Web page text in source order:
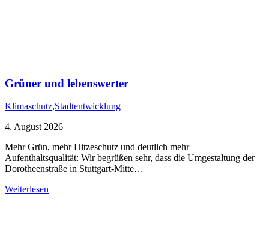
Grüner und lebenswerter
Klimaschutz,Stadtentwicklung
4. August 2026
Mehr Grün, mehr Hitzeschutz und deutlich mehr
Aufenthaltsqualität: Wir begrüßen sehr, dass die Umgestaltung der
Dorotheenstraße in Stuttgart-Mitte…
Weiterlesen